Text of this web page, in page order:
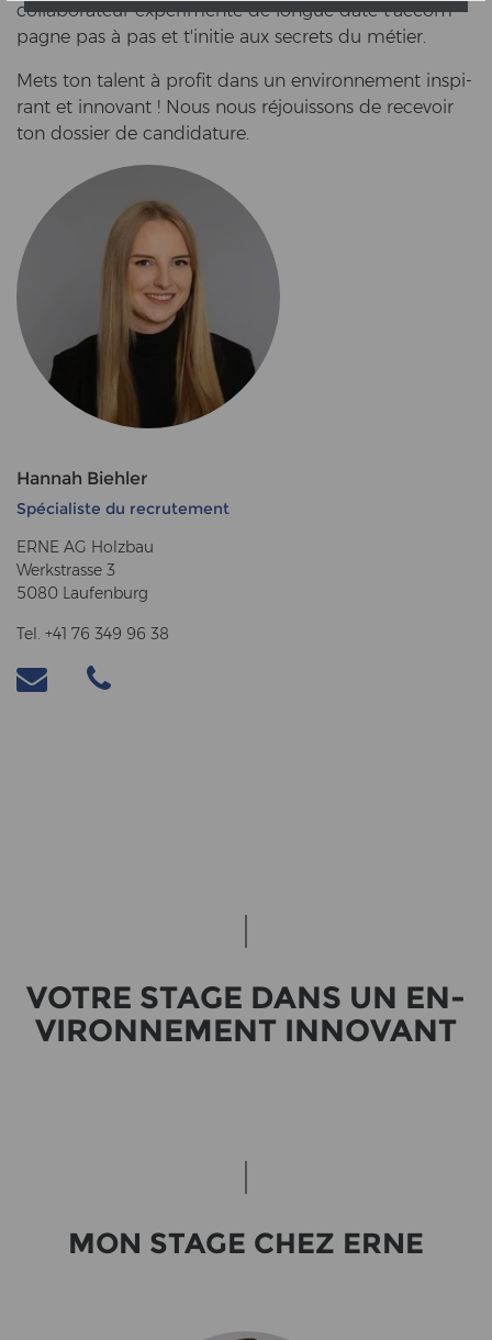
col­la­bo­ra­teur expérimenté de longue date t'ac­com­
pa­gne pas à pas et t'in­itie aux se­crets du métier.
Mets ton ta­lent à pro­fit dans un en­vi­ron­ne­ment in­spi­
rant et in­no­vant ! Nous nous réjouissons de rece­voir
ton dos­sier de can­di­da­tu­re.
Hannah Biehler
Spécialiste du recrutement
ERNE AG Holzbau
Werkstrasse 3
5080 Laufenburg
Tel. +41 76 349 96 38
VOTRE STAGE DANS UN EN­
VI­RON­NE­MENT IN­NO­VANT
MON STAGE CHEZ ERNE